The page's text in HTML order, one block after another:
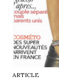
ARTICLE